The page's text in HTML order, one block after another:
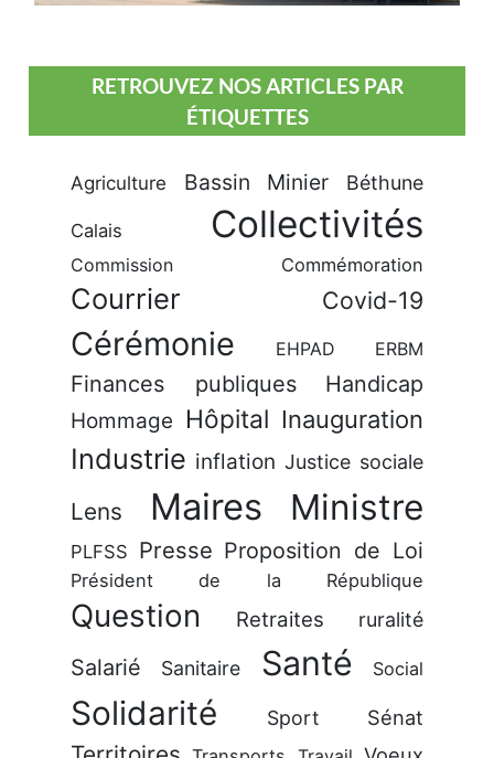
RETROUVEZ NOS ARTICLES PAR
ÉTIQUETTES
Agriculture Bassin Minier Béthune
Calais Collectivités
Commission Commémoration
Courrier Covid-19
Cérémonie EHPAD ERBM
Finances publiques Handicap
Hommage Hôpital Inauguration
Industrie inflation Justice sociale
Lens Maires Ministre
PLFSS Presse Proposition de Loi
Président de la République
Question Retraites ruralité
Salarié Sanitaire Santé Social
Solidarité Sport Sénat